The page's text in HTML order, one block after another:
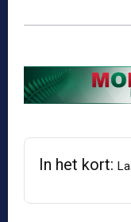
In het kort: